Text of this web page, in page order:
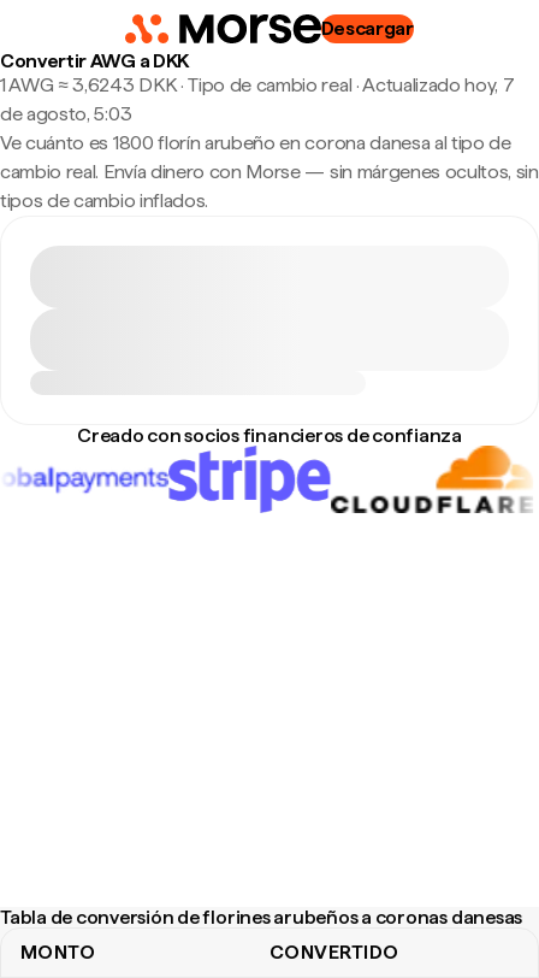
Descargar
Convertir AWG a DKK
1 AWG ≈ 3,6243 DKK · Tipo de cambio real ·Actualizado hoy, 7
de agosto, 5:03
Ve cuánto es 1800 florín arubeño en corona danesa al tipo de
cambio real. Envía dinero con Morse — sin márgenes ocultos, sin
tipos de cambio inflados.
Creado con socios financieros de confianza
Tabla de conversión de florines arubeños a coronas danesas
MONTO CONVERTIDO